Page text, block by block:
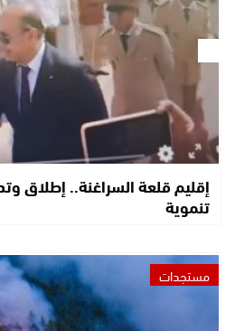
إقليم قلعة السراغنة.. إطلاق
تنموية
مستجدات